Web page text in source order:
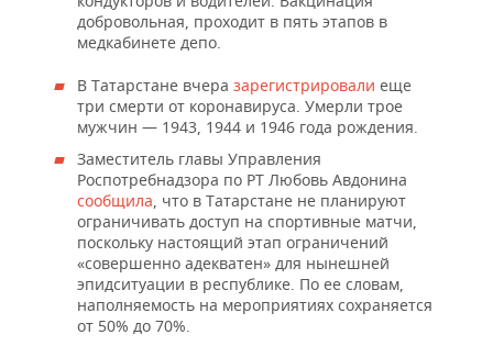
добровольная, проходит в пять этапов в
медкабинете депо.
В Татарстане вчера зарегистрировали еще
три смерти от коронавируса. Умерли трое
мужчин — 1943, 1944 и 1946 года рождения.
Заместитель главы Управления
Роспотребнадзора по РТ Любовь Авдонина
сообщила, что в Татарстане не планируют
ограничивать доступ на спортивные матчи,
поскольку настоящий этап ограничений
«совершенно адекватен» для нынешней
эпидситуации в республике. По ее словам,
наполняемость на мероприятиях сохраняется
от 50% до 70%.